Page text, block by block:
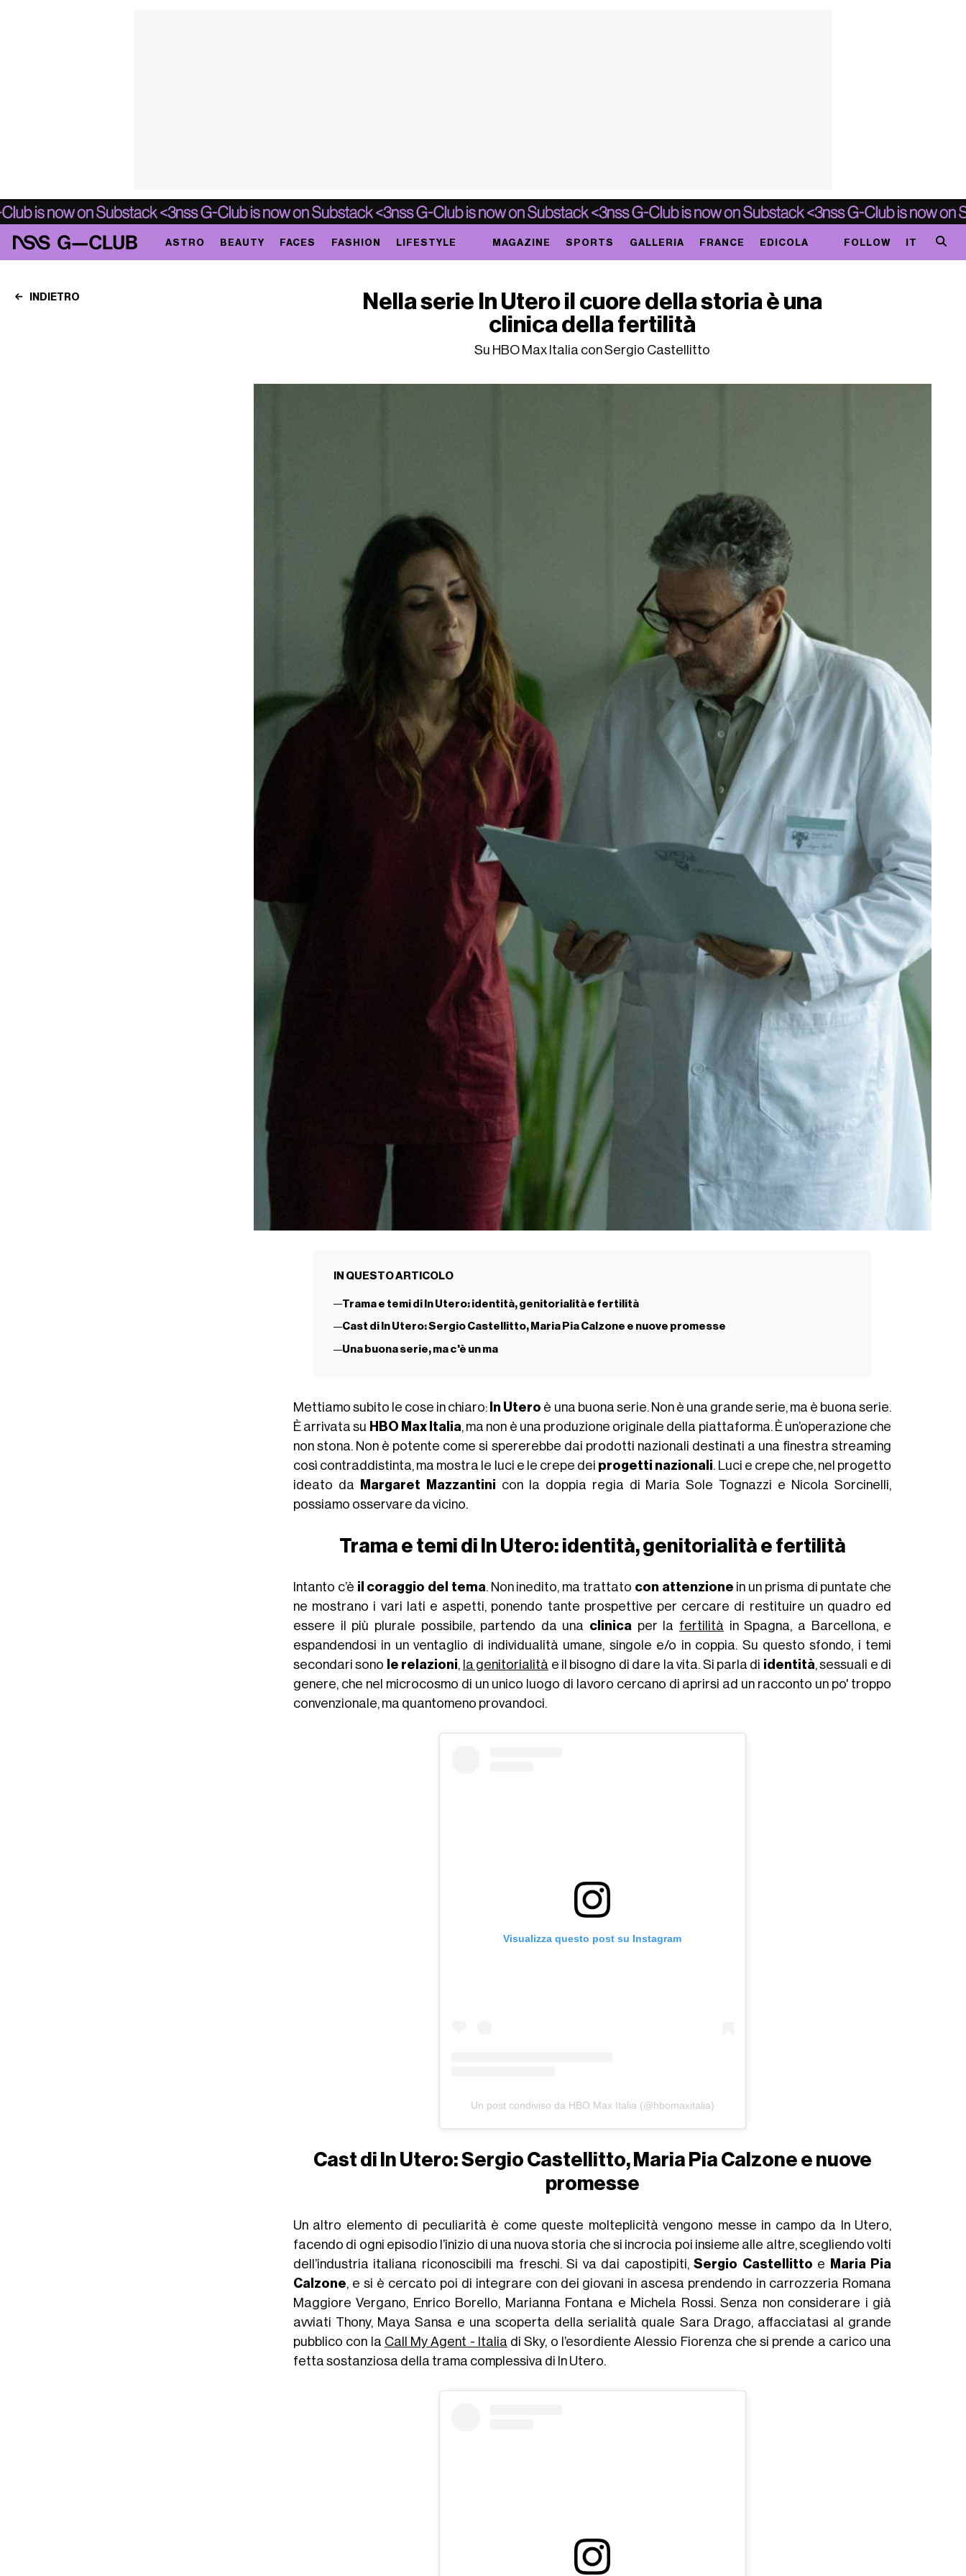
ASTRO BEAUTY FACES FASHION LIFESTYLE MAGAZINE SPORTS GALLERIA FRANCE EDICOLA FOLLOW IT
INDIETRO
Nella serie In Utero il cuore della storia è una
clinica della fertilità
Su HBO Max Italia con Sergio Castellitto
IN QUESTO ARTICOLO
Trama e temi di In Utero: identità, genitorialità e fertilità
Cast di In Utero: Sergio Castellitto, Maria Pia Calzone e nuove promesse
Una buona serie, ma c'è un ma
Mettiamo subito le cose in chiaro: In Utero è una buona serie. Non è una grande serie, ma è buona serie.
È arrivata su HBO Max Italia, ma non è una produzione originale della piattaforma. È un’operazione che
non stona. Non è potente come si spererebbe dai prodotti nazionali destinati a una finestra streaming
così contraddistinta, ma mostra le luci e le crepe dei progetti nazionali. Luci e crepe che, nel progetto
ideato da
Margaret Mazzantini con la doppia regia di Maria Sole Tognazzi e Nicola Sorcinelli,
possiamo osservare da vicino.
Trama e temi di In Utero: identità, genitorialità e fertilità
Intanto c’è il coraggio del tema. Non inedito, ma trattato con attenzione in un prisma di puntate che
ne mostrano i vari lati e aspetti, ponendo tante prospettive per cercare di restituire un quadro ed
essere il più plurale possibile, partendo da una clinica per la fertilità in Spagna, a Barcellona, e
espandendosi in un ventaglio di individualità umane, singole e/o in coppia. Su questo sfondo, i temi
secondari sono
le relazioni, la genitorialità e il bisogno di dare la vita. Si parla di identità, sessuali e di
genere, che nel microcosmo di un unico luogo di lavoro cercano di aprirsi ad un racconto un po' troppo
convenzionale, ma quantomeno provandoci.
Visualizza questo post su Instagram
Un post condiviso da HBO Max Italia (@hbomaxitalia)
Cast di In Utero: Sergio Castellitto, Maria Pia Calzone e nuove
promesse
Un altro elemento di peculiarità è come queste molteplicità vengono messe in campo da In Utero,
facendo di ogni episodio l’inizio di una nuova storia che si incrocia poi insieme alle altre, scegliendo volti
dell’industria italiana riconoscibili ma freschi. Si va dai capostipiti,Sergio Castellitto e
Maria Pia
Calzone, e si è cercato poi di integrare con dei giovani in ascesa prendendo in carrozzeria Romana
Maggiore Vergano, Enrico Borello, Marianna Fontana e Michela Rossi. Senza non considerare i già
avviati Thony, Maya Sansa e una scoperta della serialità quale Sara Drago, affacciatasi al grande
pubblico con la Call My Agent - Italia di Sky, o l’esordiente Alessio Fiorenza che si prende a carico una
fetta sostanziosa della trama complessiva di In Utero.